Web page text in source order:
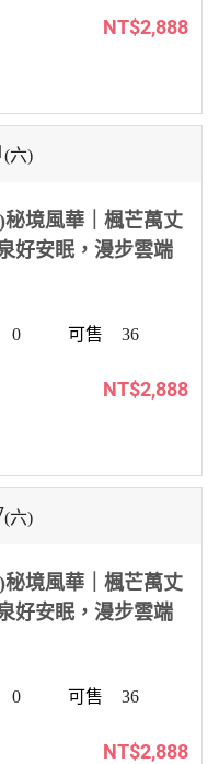
NT$2,888
(六)
境風華｜楓芒萬丈
好安眠，漫步雲端
0 36
NT$2,888
(六)
境風華｜楓芒萬丈
好安眠，漫步雲端
0 36
NT$2,888